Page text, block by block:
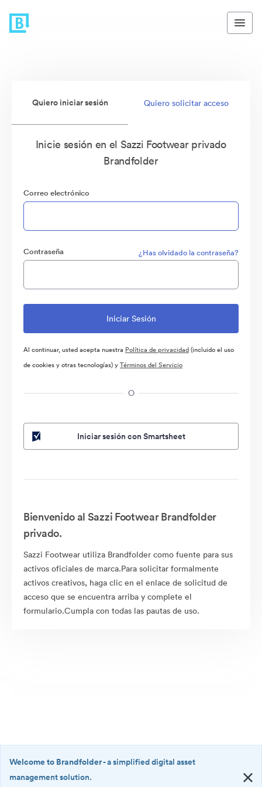
Quiero iniciar sesión Quiero solicitar acceso
Inicie sesión en el Sazzi Footwear privado
Brandfolder
Correo electrónico
Contraseña ¿Has olvidado la contraseña?
Al continuar, usted acepta nuestra Política de privacidad(incluido el uso
de cookies y otras tecnologías) yTérminos del Servicio
O
Iniciar sesión con Smartsheet
Bienvenido al Sazzi Footwear Brandfolder
privado.
Sazzi Footwear utiliza Brandfolder como fuente para sus
activos oficiales de marca.Para solicitar formalmente
activos creativos, haga clic en el enlace de solicitud de
acceso que se encuentra arriba y complete el
formulario.Cumpla con todas las pautas de uso.
Welcome to Brandfolder- a simplified digital asset
management solution.